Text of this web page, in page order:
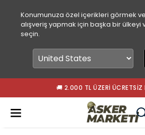
Konumunuza özel içerikleri görmek
alışveriş yapmak için başka bir ülkeyi
seçin.
🚚 2.000 TL ÜZERI ÜCRETSIZ